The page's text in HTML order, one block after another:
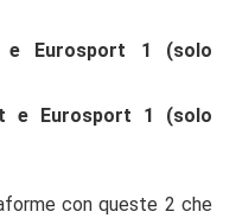
e Eurosport 1 (solo
e Eurosport 1 (solo
con queste 2 che